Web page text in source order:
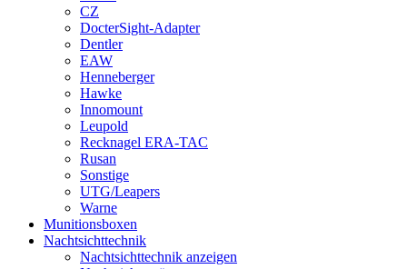
CZ
DocterSight-Adapter
Dentler
EAW
Henneberger
Hawke
Innomount
Leupold
Recknagel ERA-TAC
Rusan
Sonstige
UTG/Leapers
Warne
Munitionsboxen
Nachtsichttechnik
Nachtsichttechnik anzeigen